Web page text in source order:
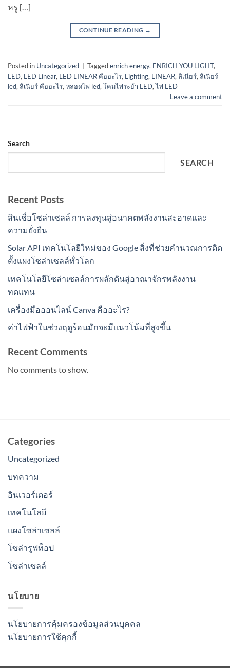
หรู […]
CONTINUE READING →
Posted in Uncategorized Taggedenrich energy, ENRICH YOU LIGHT,
LED, LED Linear, LED LINEAR คืออะไร, Lighting, LINEAR, ลิเนียร์, ลิเนียร์
led, ลิเนียร์ คืออะไร, หลอดไฟ led, โคมไฟระย้า LED,ไฟ LED
Leave a comment
Search
SEARCH
Recent Posts
สินเชื่อโซล่าเซลล์ การลงทุนสู่อนาคตพลังงานสะอาดและ
ความยั่งยืน
Solar API เทคโนโลยีใหม่ของ Google สิ่งที่ช่วยคำนวณการติด
ตั้งแผงโซล่าเซลล์ทั่วโลก
เทคโนโลยีโซล่าเซลล์การผลักดันสู่อาณาจักรพลังงาน
ทดแทน
เครื่องมือออนไลน์ Canva คืออะไร?
ค่าไฟฟ้าในช่วงฤดูร้อนมักจะมีแนวโน้มที่สูงขึ้น
Recent Comments
No comments to show.
Categories
Uncategorized
บทความ
อินเวอร์เตอร์
เทคโนโลยี
แผงโซล่าเซลล์
โซล่ารูฟท็อป
โซล่าเซลล์
นโยบาย
นโยบายการคุ้มครองข้อมูลส่วนบุคคล
นโยบายการใช้คุกกี้